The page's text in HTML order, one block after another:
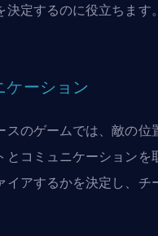
決定するのに役立ちます。
ケーション
スのゲームでは、敵の
とコミュニケーション
イアするかを決定し、チ